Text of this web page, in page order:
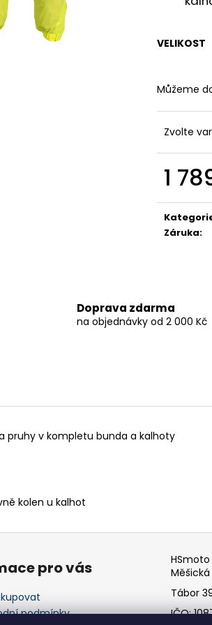
VELIKOST
Můžeme
Zvolte
1
Záruka:
Doprava zdarma
na objednávky od 2 000 Kč
pruhy v kompletu bunda a kalhoty
kolen u kalhot
900 Kč
219 900 Kč
pro vás
podmínky
HSmoto
Tábor
IČO: